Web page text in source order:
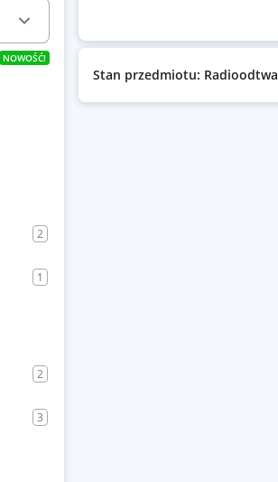
NOWOŚĆ!
2
1
2
3
Stan przedmiotu: